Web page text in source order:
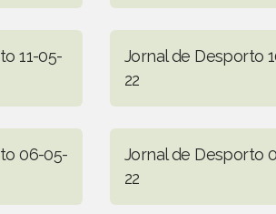
11-05-
Jornal de Desporto
22
06-05-
Jornal de Desporto
22